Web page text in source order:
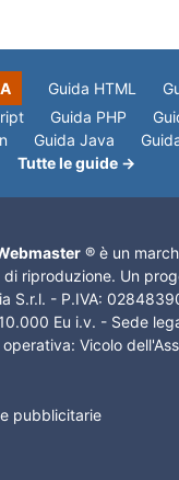
Guida HTML
Guida PHP
Guida Java
Tutte le guide →
® è un
di riproduzione. Un
S.r.l. - P.IVA:
Eu i.v. - Sede
operativa: Vicolo
pubblicitarie